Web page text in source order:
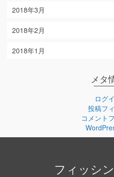
2018年3月
2018年2月
2018年1月
メタ
ログ
投稿フ
コメント
フィッシ